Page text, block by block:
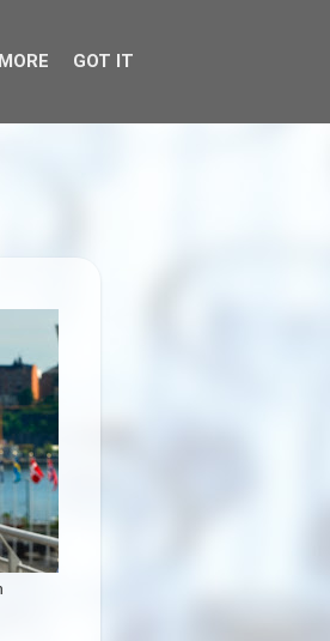
GOT IT